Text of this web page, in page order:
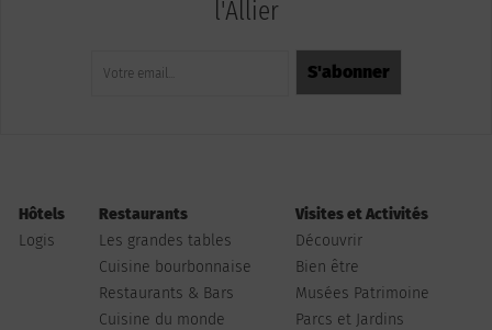
l'Allier
Hôtels
Logis
Restaurants
Les grandes tables
Cuisine bourbonnaise
Restaurants & Bars
Cuisine du monde
Visites et Activités
Découvrir
Bien être
Musées Patrimoine
Parcs et Jardins